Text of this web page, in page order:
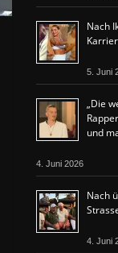
Nach
5. Juni
„Die
und
4. Juni 2026
Nach
4. Juni